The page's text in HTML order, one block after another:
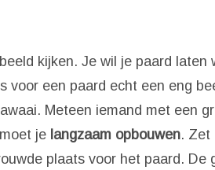
kijken. Je wil je paard laten
voor een paard echt een eng
Meteen iemand met een
je langzaam opbouwen. Zet
plaats voor het paard. De